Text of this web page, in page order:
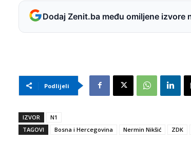
Dodaj Zenit.ba među omiljene izvore
Podlijeli
IZVOR
N1
TAGOVI
Bosna i Hercegovina Nermin Nikšić ZDK